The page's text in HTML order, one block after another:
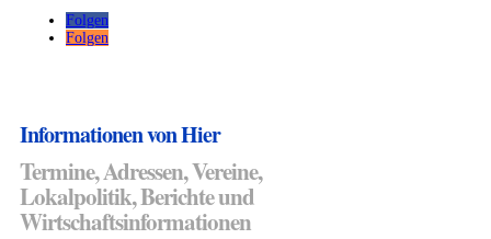
Folgen
Folgen
Informationen von Hier
Termine, Adressen, Vereine,
Lokalpolitik, Berichte und
Wirtschaftsinformationen